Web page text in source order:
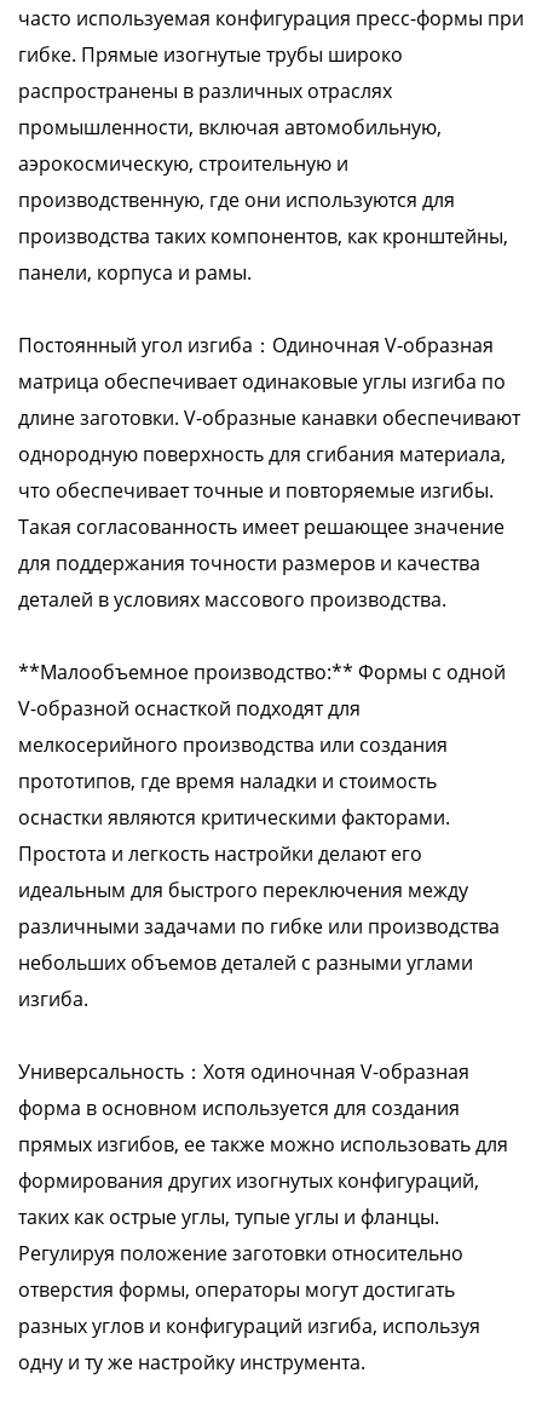
часто используемая конфигурация пресс-формы при
гибке. Прямые изогнутые трубы широко
распространены в различных отраслях
промышленности, включая автомобильную,
аэрокосмическую, строительную и
производственную, где они используются для
производства таких компонентов, как кронштейны,
панели, корпуса и рамы.
Постоянный угол изгиба：Одиночная V-образная
матрица обеспечивает одинаковые углы изгиба по
длине заготовки. V-образные канавки обеспечивают
однородную поверхность для сгибания материала,
что обеспечивает точные и повторяемые изгибы.
Такая согласованность имеет решающее значение
для поддержания точности размеров и качества
деталей в условиях массового производства.
**Малообъемное производство:** Формы с одной
V-образной оснасткой подходят для
мелкосерийного производства или создания
прототипов, где время наладки и стоимость
оснастки являются критическими факторами.
Простота и легкость настройки делают его
идеальным для быстрого переключения между
различными задачами по гибке или производства
небольших объемов деталей с разными углами
изгиба.
Универсальность：Хотя одиночная V-образная
форма в основном используется для создания
прямых изгибов, ее также можно использовать для
формирования других изогнутых конфигураций,
таких как острые углы, тупые углы и фланцы.
Регулируя положение заготовки относительно
отверстия формы, операторы могут достигать
разных углов и конфигураций изгиба, используя
одну и ту же настройку инструмента.